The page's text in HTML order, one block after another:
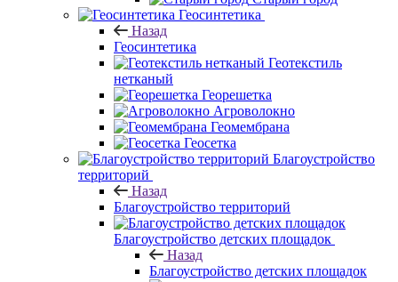
Геосинтетика
Назад
Геосинтетика
Геотекстиль
нетканый
Георешетка
Агроволокно
Геомембрана
Геосетка
Благоустройство
территорий
Назад
Благоустройство территорий
Благоустройство детских площадок
Назад
Благоустройство детских площадок